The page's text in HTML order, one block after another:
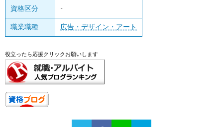
資格区分 -
職業職種 広告・デザイン・アート
役立ったら応援クリックお願いします